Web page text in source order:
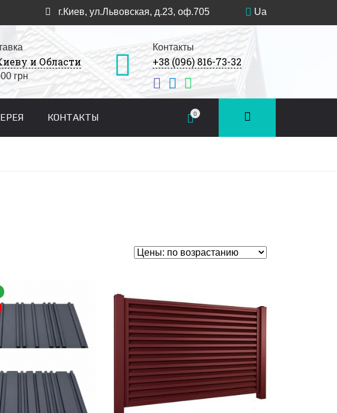
г.Киев, ул.Львовская, д.23, оф.705 Ua
и Области
грн
Контакты
+38 (096) 816-73-32
КОНТАКТЫ 0